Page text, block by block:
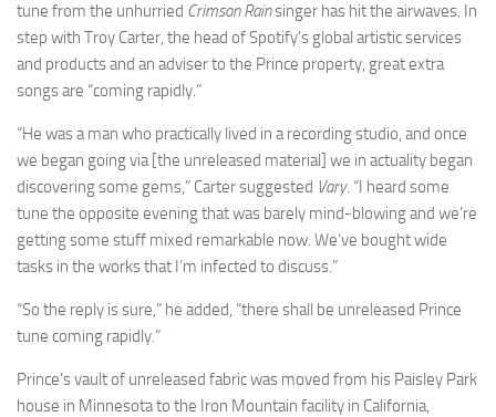
tune from the unhurried Crimson Rainsinger has hit the airwaves. In
step with Troy Carter, the head of Spotify’s global artistic services
and products and an adviser to the Prince property, great extra
songs are “coming rapidly.”
“He was a man who practically lived in a recording studio, and once
we began going via [the unreleased material] we in actuality began
discovering some gems,” Carter suggested Vary. “I heard some
tune the opposite evening that was barely mind-blowing and we’re
getting some stuff mixed remarkable now. We’ve bought wide
tasks in the works that I’m infected to discuss.”
“So the reply is sure,” he added, “there shall be unreleased Prince
tune coming rapidly.”
Prince’s vault of unreleased fabric was moved from his Paisley Park
house in Minnesota to the Iron Mountain facility in California,